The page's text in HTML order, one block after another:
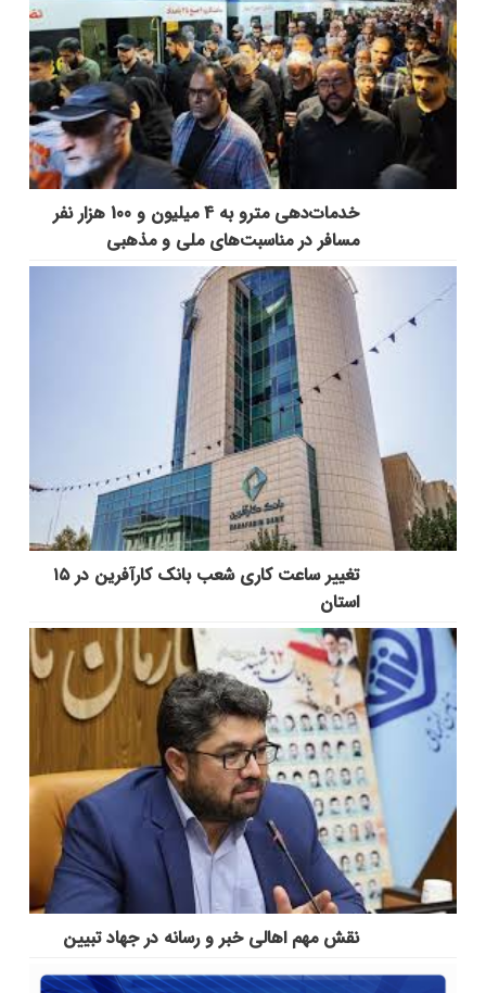
خدمات‌دهي مترو به 4 ميليون و 100 هزار نفر
مسافر در مناسبت‌هاي ملي و مذهبي
تغییر ساعت کاری شعب بانک کارآفرین در ۱۵
استان
نقش مهم اهالی خبر و رسانه در جهاد تبیین